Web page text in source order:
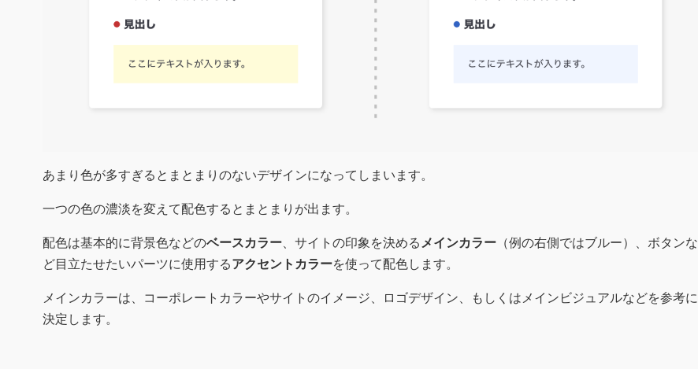
あまり色が多すぎるとまとまりのないデザインになってしまいます。
一つの色の濃淡を変えて配色するとまとまりが出ます。
配色は基本的に背景色などのベースカラー、サイトの印象を決める メインカラー（例の右側ではブルー）、ボタンな
ど目立たせたいパーツに使用するアクセントカラーを使って配色します。
メインカラーは、コーポレートカラーやサイトのイメージ、ロゴデザイン、もしくはメインビジュアルなどを参考に
決定します。